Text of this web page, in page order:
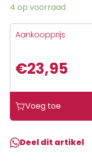
4 op voorraad
Aankoopprijs
€23,95
Voeg toe
Deel dit artikel